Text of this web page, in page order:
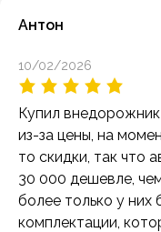
Антон
10/02/2026
Купил
из-за цены, на
то скидки, так что
30 000 дешевле,
более только у них
комплектации,